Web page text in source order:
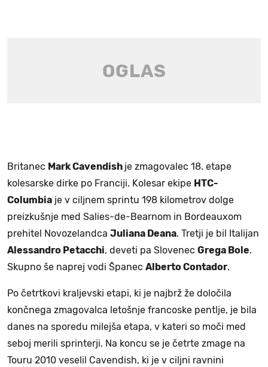
Britanec Mark Cavendish je zmagovalec 18. etape
kolesarske dirke po Franciji. Kolesar ekipe HTC-
Columbia je v ciljnem sprintu 198 kilometrov dolge
preizkušnje med Salies-de-Bearnom in Bordeauxom
prehitel Novozelandca Juliana Deana. Tretji je bil Italijan
Alessandro Petacchi, deveti pa Slovenec Grega Bole.
Skupno še naprej vodi Španec Alberto Contador.
Po četrtkovi kraljevski etapi, ki je najbrž že določila
končnega zmagovalca letošnje francoske pentlje, je bila
danes na sporedu milejša etapa, v kateri so moči med
seboj merili sprinterji. Na koncu se je četrte zmage na
Touru 2010 veselil Cavendish, ki je v ciljni ravnini